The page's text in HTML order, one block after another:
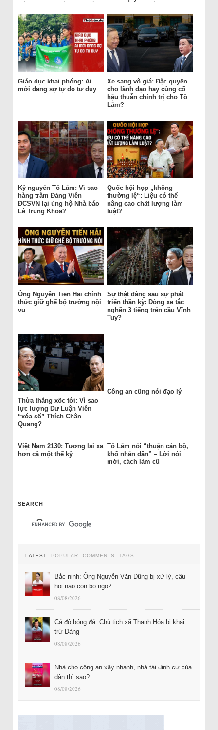
Giáo dục khai phóng: Ai
mới đang sợ tự do tư duy
Xe sang vô giá: Đặc quyền
cho lãnh đạo hay củng cố
hậu thuẫn chính trị cho Tô
Lâm?
Kỷ nguyên Tô Lâm: Vì sao
hàng trăm Đảng Viên
ĐCSVN lại ủng hộ Nhà báo
Lê Trung Khoa?
Quốc hội họp „không
thường lệ“: Liệu có thể
nâng cao chất lượng làm
luật?
Ông Nguyễn Tiến Hải chính
thức giữ ghế bộ trưởng nội
vụ
Sự thật đằng sau sự phát
triển thần kỳ: Dòng xe tắc
nghẽn 3 tiếng trên cầu Vĩnh
Tuy?
Thừa thắng xốc tới: Vì sao
lực lượng Dư Luận Viên
“xóa sổ” Thích Chân
Quang?
Công an cũng nói đạo lý
Việt Nam 2130: Tương lai xa
hơn cả một thế kỷ
Tô Lâm nói “thuận cán bộ,
khổ nhân dân” – Lời nói
mới, cách làm cũ
SEARCH
LATEST POPULAR COMMENTS TAGS
Bắc ninh: Ông Nguyễn Văn Dũng bị xử lý, câu
hỏi nào còn bỏ ngỏ?
08/08/2026
Cá độ bóng đá: Chủ tịch xã Thanh Hóa bị khai
trừ Đảng
08/08/2026
Nhà cho công an xây nhanh, nhà tái định cư của
dân thì sao?
08/08/2026